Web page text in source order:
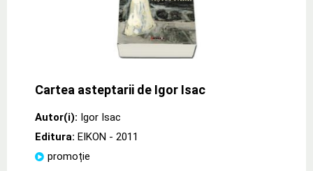
Cartea asteptarii de Igor Isac
Autor(i): Igor Isac
Editura: EIKON - 2011
promoție